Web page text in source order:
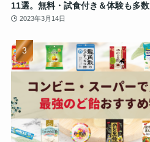
11選。無料・試食付き＆体験も多数
2023年3月14日